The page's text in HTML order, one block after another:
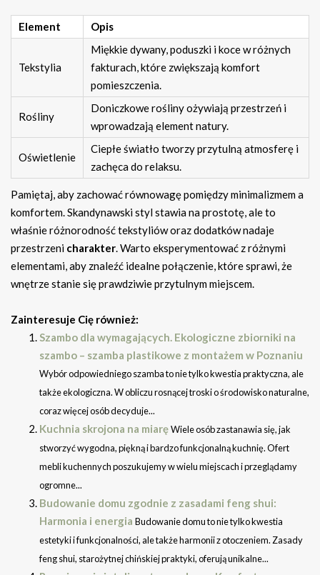
Element Opis
Tekstylia
Miękkie dywany, poduszki i koce w różnych
fakturach, które zwiększają komfort
pomieszczenia.
Rośliny
Doniczkowe rośliny ożywiają przestrzeń i
wprowadzają element natury.
Oświetlenie
Ciepłe światło tworzy przytulną atmosferę i
zachęca do relaksu.
Pamiętaj, aby zachować równowagę pomiędzy minimalizmem a
komfortem. Skandynawski styl stawia na prostotę, ale to
właśnie różnorodność tekstyliów oraz dodatków nadaje
przestrzeni charakter. Warto eksperymentować z różnymi
elementami, aby znaleźć idealne połączenie, które sprawi, że
wnętrze stanie się prawdziwie przytulnym miejscem.
Zainteresuje Cię również:
Szambo dla wymagających. Ekologiczne zbiorniki na
szambo – szamba plastikowe z montażem w Poznaniu
Wybór odpowiedniego szamba to nie tylko kwestia praktyczna, ale
także ekologiczna. W obliczu rosnącej troski o środowisko naturalne,
coraz więcej osób decyduje...
Kuchnia skrojona na miaręWiele osób zastanawia się, jak
stworzyć wygodna, piękną i bardzo funkcjonalną kuchnię. Ofert
mebli kuchennych poszukujemy w wielu miejscach i przeglądamy
ogromne...
Budowanie domu zgodnie z zasadami feng shui:
Harmonia i energia Budowanie domu to nie tylko kwestia
estetyki i funkcjonalności, ale także harmonii z otoczeniem. Zasady
feng shui, starożytnej chińskiej praktyki, oferują unikalne...